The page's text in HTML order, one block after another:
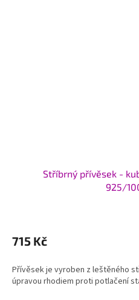
Stříbrný přívěsek -
925/
715 Kč
Přívěsek je vyroben z leštěného
úpravou rhodiem proti potlačení